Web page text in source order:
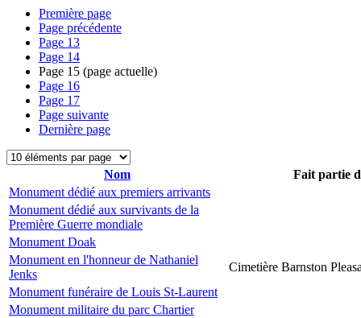
Première page
Page précédente
Page 13
Page 14
Page 15 (page actuelle)
Page 16
Page 17
Page suivante
Dernière page
Nom
Fait partie
Monument dédié aux premiers arrivants
Monument dédié aux survivants de la
Première Guerre mondiale
Monument Doak
Monument en l'honneur de Nathaniel
Jenks
Cimetière Barnston
Monument funéraire de Louis St-Laurent
Monument militaire du parc Chartier